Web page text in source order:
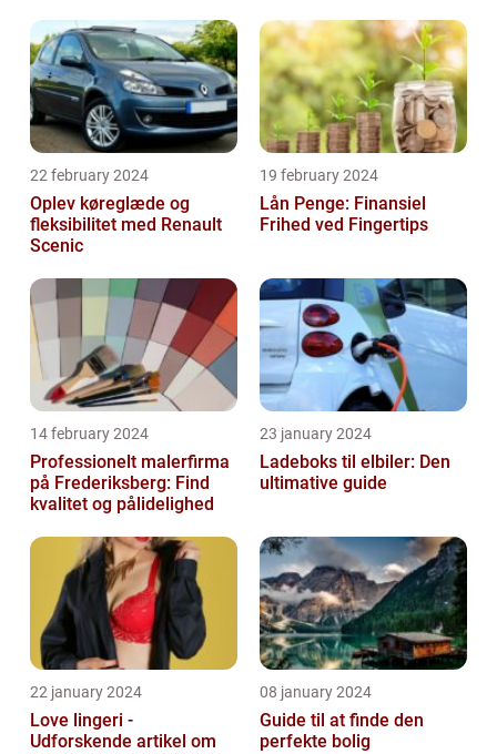
22 february 2024
Oplev køreglæde og
fleksibilitet med Renault
Scenic
19 february 2024
Lån Penge: Finansiel
Frihed ved Fingertips
14 february 2024
Professionelt malerfirma
på Frederiksberg: Find
kvalitet og pålidelighed
23 january 2024
Ladeboks til elbiler: Den
ultimative guide
22 january 2024
Love lingeri -
Udforskende artikel om
08 january 2024
Guide til at finde den
perfekte bolig